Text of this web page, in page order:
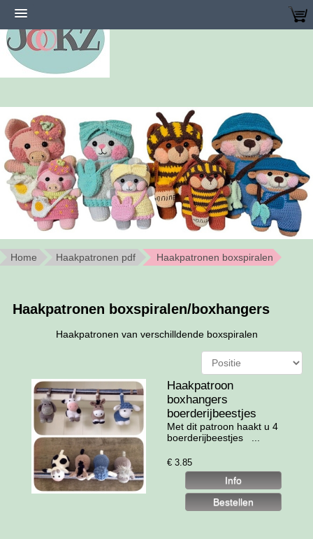
Home Haakpatronen pdf Haakpatronen boxspiralen
Haakpatronen boxspiralen/boxhangers
Haakpatronen van verschilldende boxspiralen
Haakpatroon
boxhangers
boerderijbeestjes
Met dit patroon haakt u 4
boerderijbeestjes ...
€ 3.85